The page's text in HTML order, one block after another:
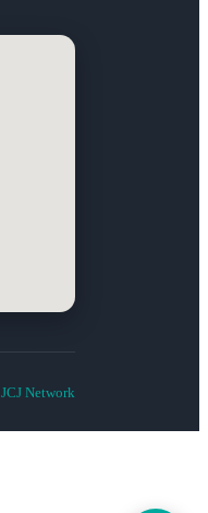
JCJ Network